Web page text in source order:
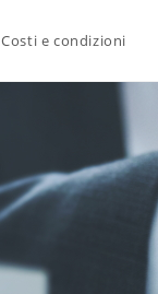
Costi e condizioni